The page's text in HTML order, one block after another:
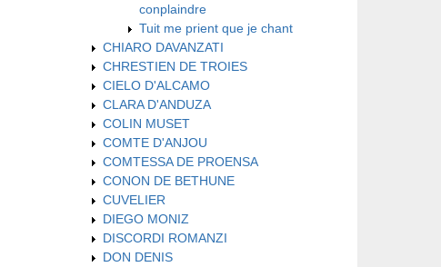
conplaindre
Tuit me prient que je chant
CHIARO DAVANZATI
CHRESTIEN DE TROIES
CIELO D'ALCAMO
CLARA D'ANDUZA
COLIN MUSET
COMTE D'ANJOU
COMTESSA DE PROENSA
CONON DE BETHUNE
CUVELIER
DIEGO MONIZ
DISCORDI ROMANZI
DON DENIS